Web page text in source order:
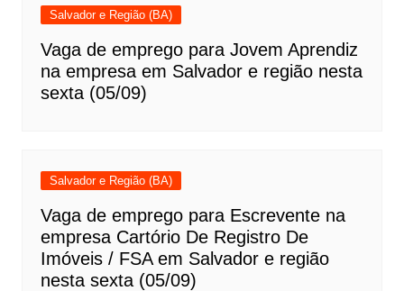
Salvador e Região (BA)
Vaga de emprego para Jovem Aprendiz
na empresa em Salvador e região nesta
sexta (05/09)
Salvador e Região (BA)
Vaga de emprego para Escrevente na
empresa Cartório De Registro De
Imóveis / FSA em Salvador e região
nesta sexta (05/09)